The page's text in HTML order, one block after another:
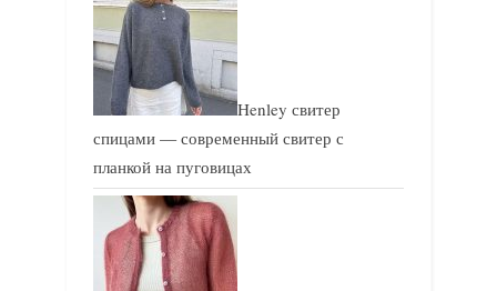
Henley свитер
спицами — современный свитер с
планкой на пуговицах